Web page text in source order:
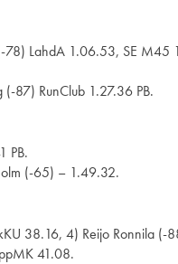
LahdA 1.06.53, SE M45
87) RunClub 1.27.36 PB.
PB.
(-65) – 1.49.32.
38.16, 4) Reijo Ronnila
41.08.